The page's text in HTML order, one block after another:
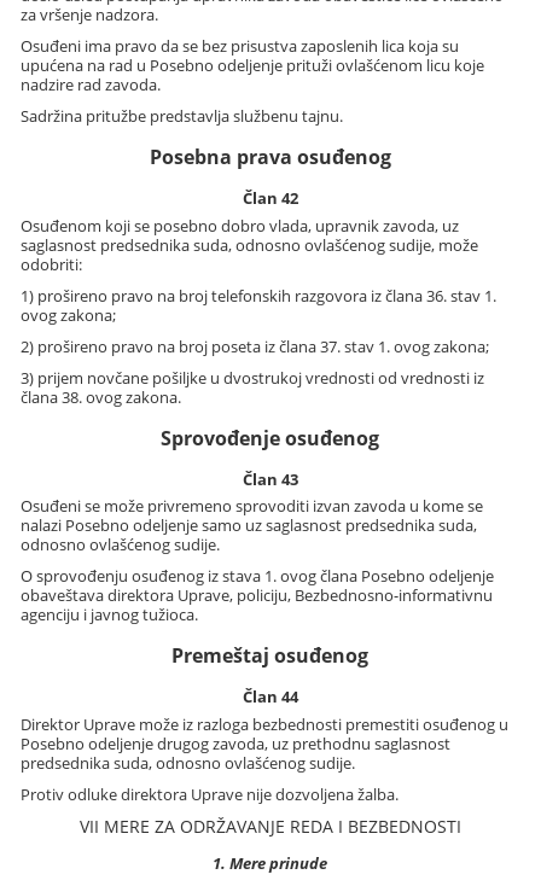
za vršenje nadzora.
Osuđeni ima pravo da se bez prisustva zaposlenih lica koja su
upućena na rad u Posebno odeljenje prituži ovlašćenom licu koje
nadzire rad zavoda.
Sadržina pritužbe predstavlja službenu tajnu.
Posebna prava osuđenog
Član 42
Osuđenom koji se posebno dobro vlada, upravnik zavoda, uz
saglasnost predsednika suda, odnosno ovlašćenog sudije, može
odobriti:
1) prošireno pravo na broj telefonskih razgovora iz člana 36. stav 1.
ovog zakona;
2) prošireno pravo na broj poseta iz člana 37. stav 1. ovog zakona;
3) prijem novčane pošiljke u dvostrukoj vrednosti od vrednosti iz
člana 38. ovog zakona.
Sprovođenje osuđenog
Član 43
Osuđeni se može privremeno sprovoditi izvan zavoda u kome se
nalazi Posebno odeljenje samo uz saglasnost predsednika suda,
odnosno ovlašćenog sudije.
O sprovođenju osuđenog iz stava 1. ovog člana Posebno odeljenje
obaveštava direktora Uprave, policiju, Bezbednosno-informativnu
agenciju i javnog tužioca.
Premeštaj osuđenog
Član 44
Direktor Uprave može iz razloga bezbednosti premestiti osuđenog u
Posebno odeljenje drugog zavoda, uz prethodnu saglasnost
predsednika suda, odnosno ovlašćenog sudije.
Protiv odluke direktora Uprave nije dozvoljena žalba.
VII MERE ZA ODRŽAVANJE REDA I BEZBEDNOSTI
1. Mere prinude